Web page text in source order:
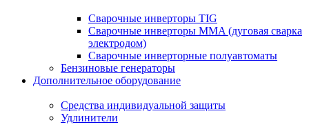
Сварочные инверторы TIG
Сварочные инверторы MMA (дуговая сварка
электродом)
Сварочные инверторные полуавтоматы
Бензиновые генераторы
Дополнительное оборудование
Средства индивидуальной защиты
Удлинители